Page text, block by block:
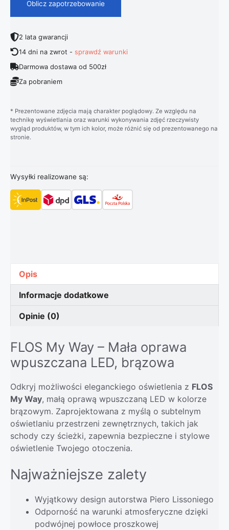
Oblicz zapotrzebowanie
2 lata gwarancji
14 dni na zwrot -sprawdź warunki
Darmowa dostawa od 500zł
Za pobraniem
* Prezentowane zdjęcia mają charakter poglądowy. Ze względu na
technikę wyświetlania oraz warunki wykonywania zdjęć rzeczywisty
wygląd produktów, w tym ich kolor, może różnić się od prezentowanego na
stronie.
Wysyłki realizowane są:
Opis
Informacje dodatkowe
Opinie (0)
FLOS My Way – Mała oprawa
wpuszczana LED, brązowa
Odkryj możliwości eleganckiego oświetlenia z FLOS
My Way, małą oprawą wpuszczaną LED w kolorze
brązowym. Zaprojektowana z myślą o subtelnym
oświetlaniu przestrzeni zewnętrznych, takich jak
schody czy ścieżki, zapewnia bezpieczne i stylowe
oświetlenie Twojego otoczenia.
Najważniejsze zalety
Wyjątkowy design autorstwa Piero Lissoniego
Odporność na warunki atmosferyczne dzięki
podwójnej powłoce proszkowej